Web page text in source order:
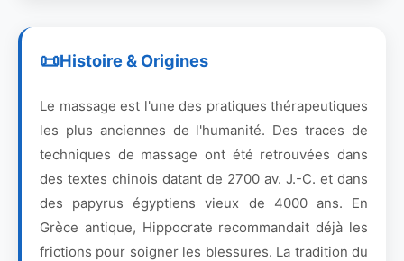
Histoire & Origines
Le massage est l'une des pratiques thérapeutiques
les plus anciennes de l'humanité. Des traces de
techniques de massage ont été retrouvées dans
des textes chinois datant de 2700 av. J.-C. et dans
des papyrus égyptiens vieux de 4000 ans. En
Grèce antique, Hippocrate recommandait déjà les
frictions pour soigner les blessures. La tradition du